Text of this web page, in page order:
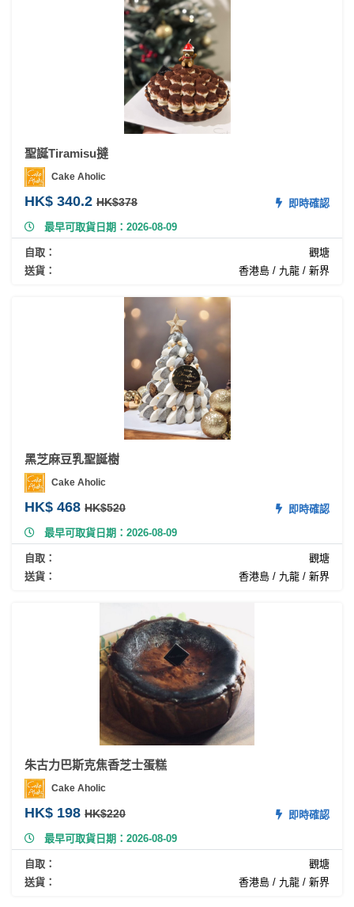
遊
艇
租
聖誕Tiramisu撻
Cake Aholic
HK$ 340.2 HK$378
即時確認
最早可取貨日期：2026-08-09
自取：
觀塘
送貨：
香港島 / 九龍 / 新界
黑芝麻豆乳聖誕樹
Cake Aholic
HK$ 468 HK$520
即時確認
最早可取貨日期：2026-08-09
自取：
觀塘
送貨：
香港島 / 九龍 / 新界
朱古力巴斯克焦香芝士蛋糕
Cake Aholic
HK$ 198 HK$220
即時確認
最早可取貨日期：2026-08-09
自取：
觀塘
送貨：
香港島 / 九龍 / 新界